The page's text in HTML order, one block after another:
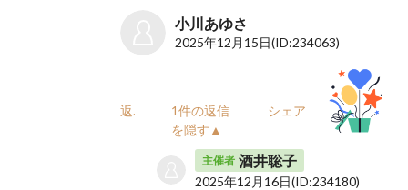
小川あゆさ
2025年12月15日(ID:234063)
返信
1件の返信
を隠す▲
シェア
主催者 酒井聡子
2025年12月16日(ID:234180)